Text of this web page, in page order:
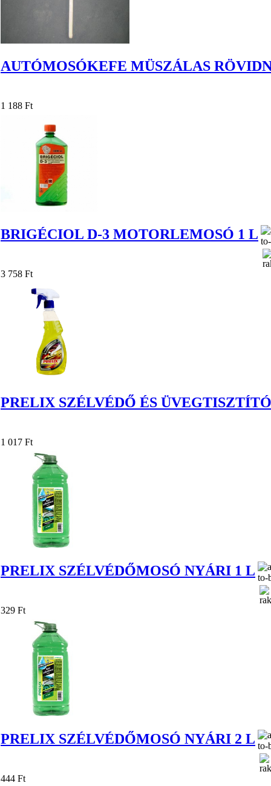
AUTÓMOSÓKEFE MÜSZÁLAS
1 188 Ft
BRIGÉCIOL D-3 MOTORLEMOSÓ 1 L
3 758 Ft
PRELIX SZÉLVÉDŐ ÉS
1 017 Ft
PRELIX SZÉLVÉDŐMOSÓ NYÁRI 1 L
329 Ft
PRELIX SZÉLVÉDŐMOSÓ NYÁRI 2 L
444 Ft